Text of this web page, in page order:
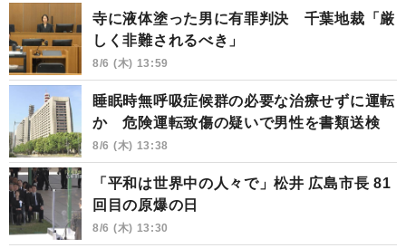
寺に液体塗った男に有罪判決 千葉地裁「厳
しく非難されるべき」
8/6 (木) 13:59
睡眠時無呼吸症候群の必要な治療せずに運転
か 危険運転致傷の疑いで男性を書類送検
8/6 (木) 13:38
「平和は世界中の人々で」松井 広島市長 81
回目の原爆の日
8/6 (木) 13:30